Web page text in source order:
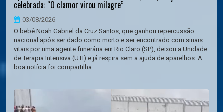
celebrada: “O clamor virou milagre”
03/08/2026
O bebê Noah Gabriel da Cruz Santos, que ganhou repercussão
nacional após ser dado como morto e ser encontrado com sinais
vitais por uma agente funerária em Rio Claro (SP), deixou a Unidade
de Terapia Intensiva (UTI) e já respira sem a ajuda de aparelhos. A
boa notícia foi compartilha...